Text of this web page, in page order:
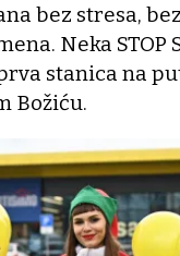
bez stresa,
Neka STOP
stanica na
Božiću.